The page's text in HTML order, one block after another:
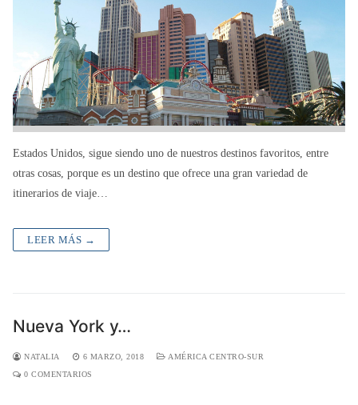
Estados Unidos, sigue siendo uno de nuestros destinos favoritos, entre
otras cosas, porque es un destino que ofrece una gran variedad de
itinerarios de viaje…
LEER MÁS →
Nueva York y…
NATALIA 6 MARZO, 2018
AMÉRICA CENTRO-SUR
0 COMENTARIOS